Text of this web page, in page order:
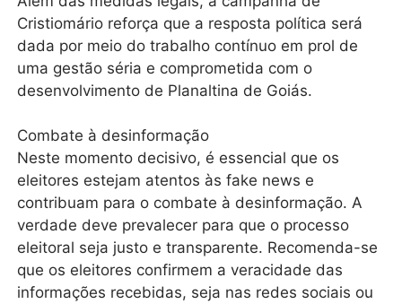
Cristiomário reforça que a resposta política será
dada por meio do trabalho contínuo em prol de
uma gestão séria e comprometida com o
desenvolvimento de Planaltina de Goiás.
Combate à desinformação
Neste momento decisivo, é essencial que os
eleitores estejam atentos às fake news e
contribuam para o combate à desinformação. A
verdade deve prevalecer para que o processo
eleitoral seja justo e transparente. Recomenda-se
que os eleitores confirmem a veracidade das
informações recebidas, seja nas redes sociais ou